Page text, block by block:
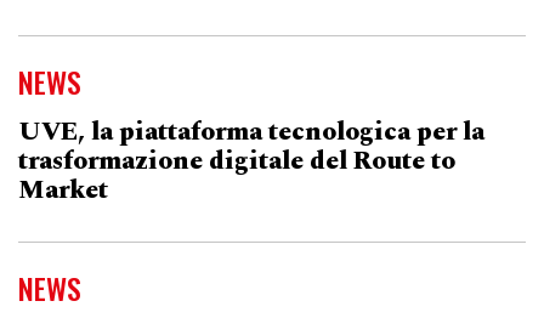
NEWS
UVE, la piattaforma tecnologica per la
trasformazione digitale del Route to
Market
NEWS